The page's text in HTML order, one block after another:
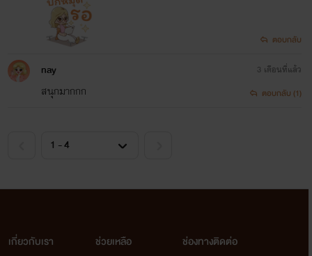
ตอบกลับ
nay
สนุกมากกก
3 เดือนที่แล้ว
ตอบกลับ (1)
เกี่ยวกับเรา
ช่วยเหลือ
ช่องทางติดต่อ